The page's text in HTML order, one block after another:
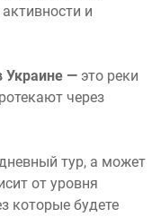
и
Украине — это реки
через
тур, а может
от уровня
которые будете